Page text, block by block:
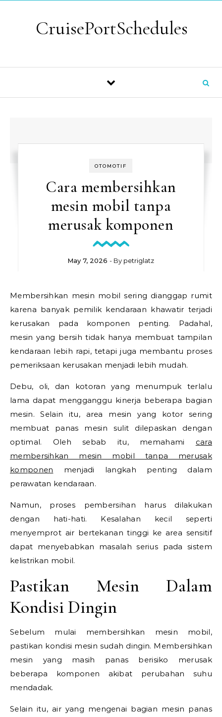
CruisePortSchedules
OTOMOTIF
Cara membersihkan
mesin mobil tanpa
merusak komponen
May 7, 2026 - By petriglatz
Membersihkan mesin mobil sering dianggap rumit
karena banyak pemilik kendaraan khawatir terjadi
kerusakan pada komponen penting. Padahal,
mesin yang bersih tidak hanya membuat tampilan
kendaraan lebih rapi, tetapi juga membantu proses
pemeriksaan kerusakan menjadi lebih mudah.
Debu, oli, dan kotoran yang menumpuk terlalu
lama dapat mengganggu kinerja beberapa bagian
mesin. Selain itu, area mesin yang kotor sering
membuat panas mesin sulit dilepaskan dengan
optimal. Oleh sebab itu, memahami cara
membersihkan mesin mobil tanpa merusak
komponen menjadi langkah penting dalam
perawatan kendaraan.
Namun, proses pembersihan harus dilakukan
dengan hati-hati. Kesalahan kecil seperti
menyemprot air bertekanan tinggi ke area sensitif
dapat menyebabkan masalah serius pada sistem
kelistrikan mobil.
Pastikan Mesin Dalam
Kondisi Dingin
Sebelum mulai membersihkan mesin mobil,
pastikan kondisi mesin sudah dingin. Membersihkan
mesin yang masih panas berisiko merusak
beberapa komponen akibat perubahan suhu
mendadak.
Selain itu, air yang mengenai bagian mesin panas